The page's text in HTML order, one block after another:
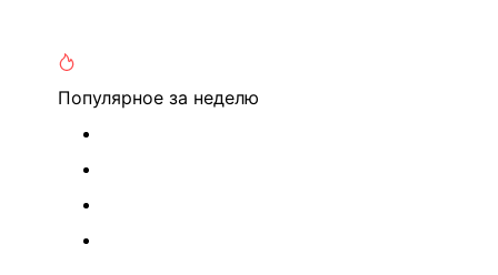
Популярное за неделю